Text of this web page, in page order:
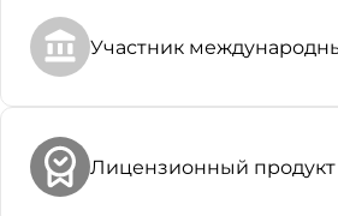
Участник
Лицензионный продукт